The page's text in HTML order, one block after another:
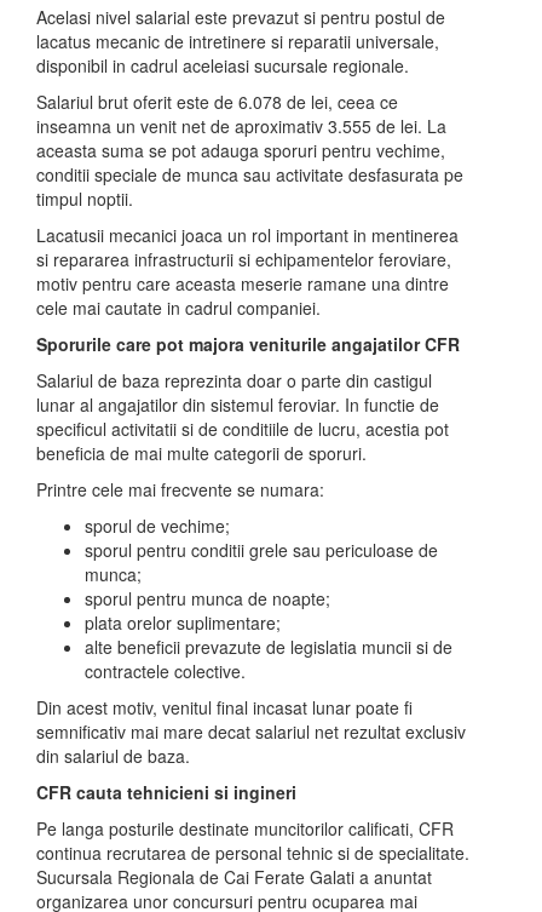
Acelasi nivel salarial este prevazut si pentru postul de
lacatus mecanic de intretinere si reparatii universale,
disponibil in cadrul aceleiasi sucursale regionale.
Salariul brut oferit este de 6.078 de lei, ceea ce
inseamna un venit net de aproximativ 3.555 de lei. La
aceasta suma se pot adauga sporuri pentru vechime,
conditii speciale de munca sau activitate desfasurata pe
timpul noptii.
Lacatusii mecanici joaca un rol important in mentinerea
si repararea infrastructurii si echipamentelor feroviare,
motiv pentru care aceasta meserie ramane una dintre
cele mai cautate in cadrul companiei.
Sporurile care pot majora veniturile angajatilor CFR
Salariul de baza reprezinta doar o parte din castigul
lunar al angajatilor din sistemul feroviar. In functie de
specificul activitatii si de conditiile de lucru, acestia pot
beneficia de mai multe categorii de sporuri.
Printre cele mai frecvente se numara:
sporul de vechime;
sporul pentru conditii grele sau periculoase de
munca;
sporul pentru munca de noapte;
plata orelor suplimentare;
alte beneficii prevazute de legislatia muncii si de
contractele colective.
Din acest motiv, venitul final incasat lunar poate fi
semnificativ mai mare decat salariul net rezultat exclusiv
din salariul de baza.
CFR cauta tehnicieni si ingineri
Pe langa posturile destinate muncitorilor calificati, CFR
continua recrutarea de personal tehnic si de specialitate.
Sucursala Regionala de Cai Ferate Galati a anuntat
organizarea unor concursuri pentru ocuparea mai